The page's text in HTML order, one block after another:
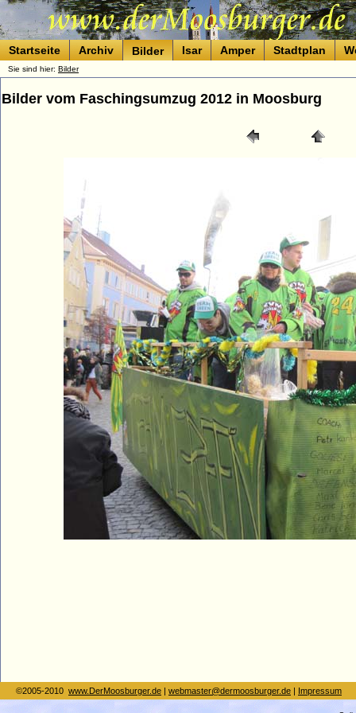
Startseite Archiv Bilder Isar Amper Stadtplan
Sie sind hier: Bilder
Bilder vom Faschingsumzug 2012 in Moosburg
©2005-2010 www.DerMoosburger.de | webmaster@dermoosburger.de | Impressum